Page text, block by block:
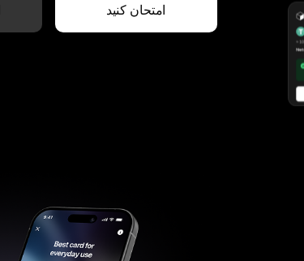
امتحان کنید